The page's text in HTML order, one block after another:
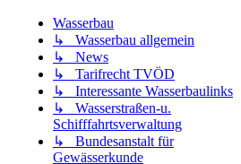
Wasserbau
↳ Wasserbau allgemein
↳ News
↳ Tarifrecht TVÖD
↳ Interessante Wasserbaulinks
↳ Wasserstraßen-u.
Schifffahrtsverwaltung
↳ Bundesanstalt für
Gewässerkunde